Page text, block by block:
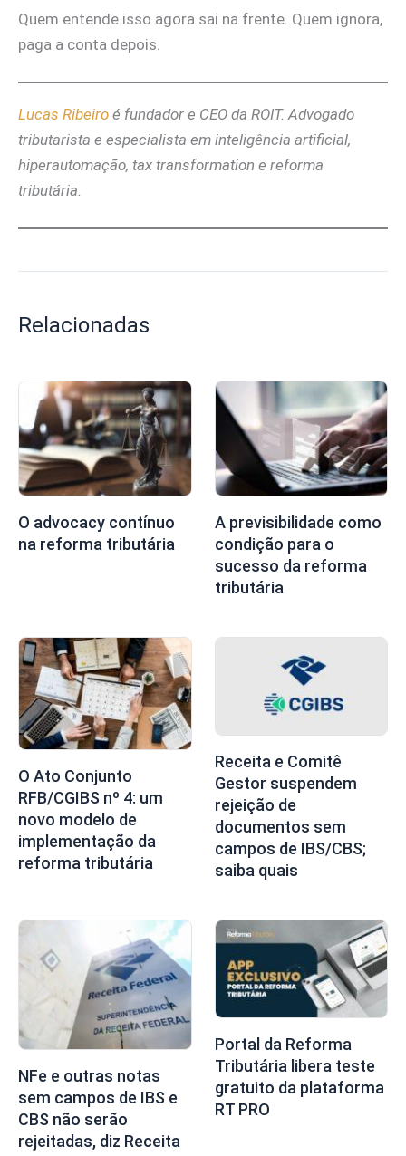
Quem entende isso agora sai na frente. Quem ignora,
paga a conta depois.
Lucas Ribeiro é fundador e CEO da ROIT. Advogado
tributarista e especialista em inteligência artificial,
hiperautomação, tax transformation e reforma
tributária.
Relacionadas
O advocacy contínuo
na reforma tributária
A previsibilidade como
condição para o
sucesso da reforma
tributária
O Ato Conjunto
RFB/CGIBS nº 4: um
novo modelo de
implementação da
reforma tributária
Receita e Comitê
Gestor suspendem
rejeição de
documentos sem
campos de IBS/CBS;
saiba quais
NFe e outras notas
sem campos de IBS e
CBS não serão
rejeitadas, diz Receita
Portal da Reforma
Tributária libera teste
gratuito da plataforma
RT PRO